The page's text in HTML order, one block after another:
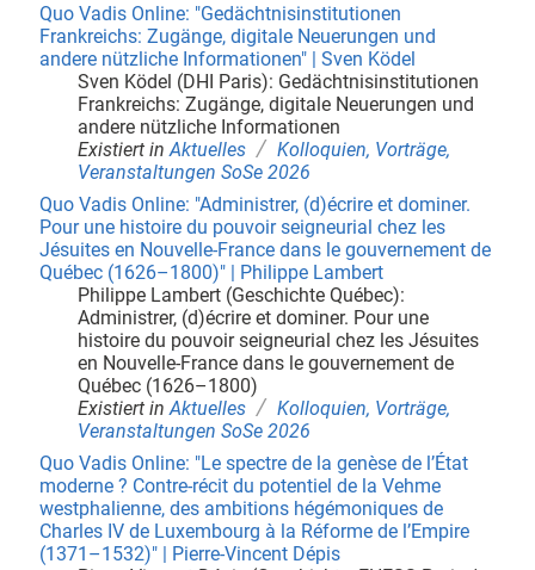
Quo Vadis Online: "Gedächtnisinstitutionen
Frankreichs: Zugänge, digitale Neuerungen und
andere nützliche Informationen" | Sven Ködel
Sven Ködel (DHI Paris): Gedächtnisinstitutionen
Frankreichs: Zugänge, digitale Neuerungen und
andere nützliche Informationen
Existiert in Aktuelles / Kolloquien, Vorträge,
Veranstaltungen SoSe 2026
Quo Vadis Online: "Administrer, (d)écrire et dominer.
Pour une histoire du pouvoir seigneurial chez les
Jésuites en Nouvelle-France dans le gouvernement de
Québec (1626–1800)" | Philippe Lambert
Philippe Lambert (Geschichte Québec):
Administrer, (d)écrire et dominer. Pour une
histoire du pouvoir seigneurial chez les Jésuites
en Nouvelle-France dans le gouvernement de
Québec (1626–1800)
Existiert in Aktuelles / Kolloquien, Vorträge,
Veranstaltungen SoSe 2026
Quo Vadis Online: "Le spectre de la genèse de l’État
moderne ? Contre-récit du potentiel de la Vehme
westphalienne, des ambitions hégémoniques de
Charles IV de Luxembourg à la Réforme de l’Empire
(1371–1532)" | Pierre-Vincent Dépis